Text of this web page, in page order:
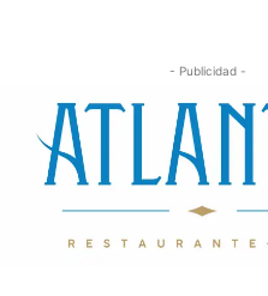
- Publicidad -